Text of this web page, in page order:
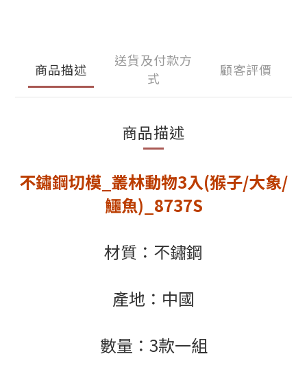
商品描述
送貨及付款方
式
顧客評價
商品描述
不鏽鋼切模_叢林動物3入(猴子/大象/
鱷魚)_8737S
材質：不鏽鋼
產地：中國
數量：3款一組